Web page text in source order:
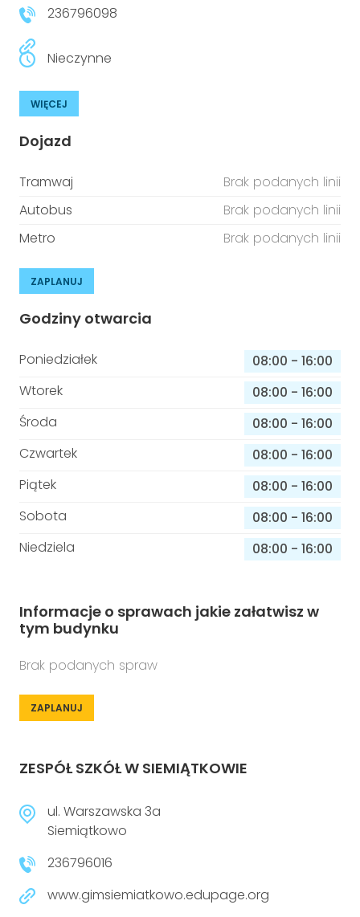
236796098
Nieczynne
WIĘCEJ
Dojazd
Tramwaj
Brak podanych linii
Autobus
Brak podanych linii
Metro
Brak podanych linii
ZAPLANUJ
Godziny otwarcia
Poniedziałek 08:00 - 16:00
Wtorek
08:00 - 16:00
Środa
08:00 - 16:00
Czwartek
08:00 - 16:00
Piątek
08:00 - 16:00
Sobota
08:00 - 16:00
Niedziela
08:00 - 16:00
Informacje o sprawach jakie załatwisz w
tym budynku
Brak podanych spraw
ZAPLANUJ
ZESPÓŁ SZKÓŁ W SIEMIĄTKOWIE
ul. Warszawska 3a
Siemiątkowo
236796016
www.gimsiemiatkowo.edupage.org